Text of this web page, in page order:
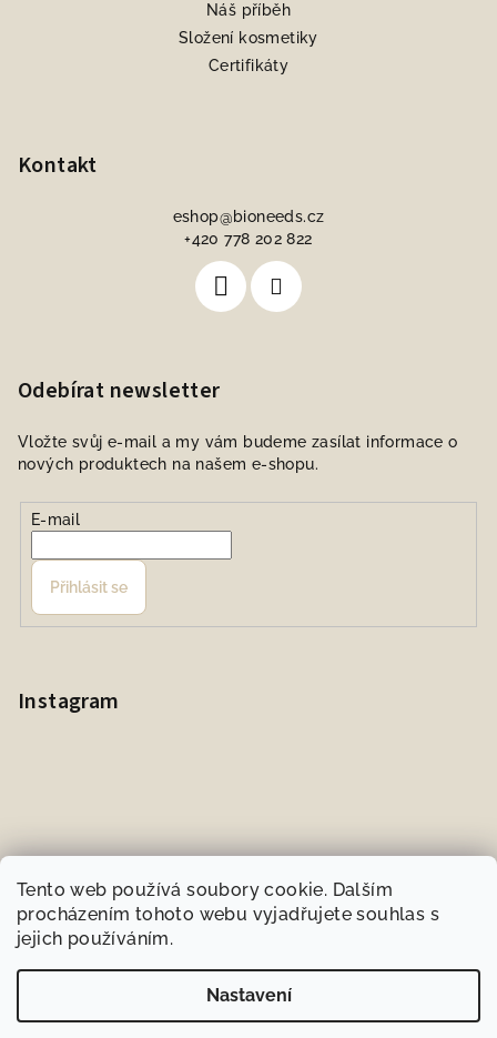
Tento web používá soubory cookie. Dalším
procházením tohoto webu vyjadřujete souhlas s
jejich používáním.
Nastavení
Náš příběh
Složení kosmetiky
Certifikáty
Kontakt
eshop@bioneeds.cz
+420 778 202 822
Odebírat newsletter
Vložte svůj e-mail a my vám budeme zasílat informace o
nových produktech na našem e-shopu.
E-mail
Přihlásit se
Instagram
Sledovat na Instagramu